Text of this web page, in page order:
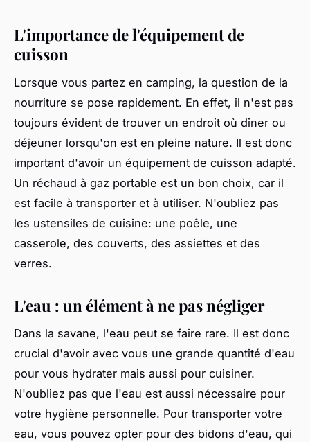
L'importance de l'équipement de
cuisson
Lorsque vous partez en camping, la question de la
nourriture se pose rapidement. En effet, il n'est pas
toujours évident de trouver un endroit où diner ou
déjeuner lorsqu'on est en pleine nature. Il est donc
important d'avoir un équipement de cuisson adapté.
Un réchaud à gaz portable est un bon choix, car il
est facile à transporter et à utiliser. N'oubliez pas
les ustensiles de cuisine: une poêle, une
casserole, des couverts, des assiettes et des
verres.
L'eau : un élément à ne pas négliger
Dans la savane, l'eau peut se faire rare. Il est donc
crucial d'avoir avec vous une grande quantité d'eau
pour vous hydrater mais aussi pour cuisiner.
N'oubliez pas que l'eau est aussi nécessaire pour
votre hygiène personnelle. Pour transporter votre
eau, vous pouvez opter pour des bidons d'eau, qui